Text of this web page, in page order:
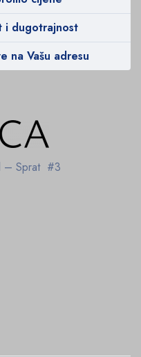
i dugotrajnost
na Vašu adresu
– Sprat #3